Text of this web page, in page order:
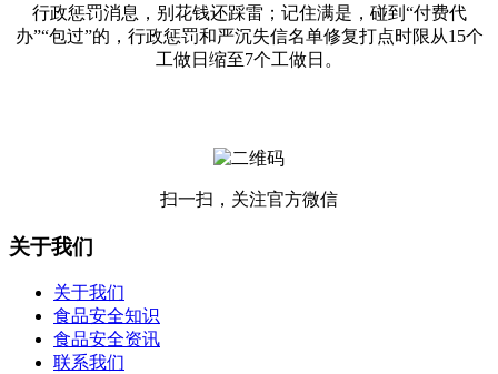
行政惩罚消息，别花钱还踩雷；记住满是，碰到“付费代
办”“包过”的，行政惩罚和严沉失信名单修复打点时限从15个
工做日缩至7个工做日。
扫一扫，关注官方微信
关于我们
关于我们
食品安全知识
食品安全资讯
联系我们